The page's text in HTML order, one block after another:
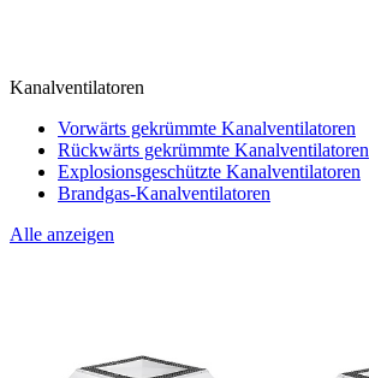
Kanalventilatoren
Vorwärts gekrümmte Kanalventilatoren
Rückwärts gekrümmte Kanalventilatoren
Explosionsgeschützte Kanalventilatoren
Brandgas-Kanalventilatoren
Alle anzeigen